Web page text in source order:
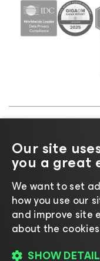
Aviso de cookies
Our site
you a great
We want to set
how you use our
and improve site
about the
SHOW